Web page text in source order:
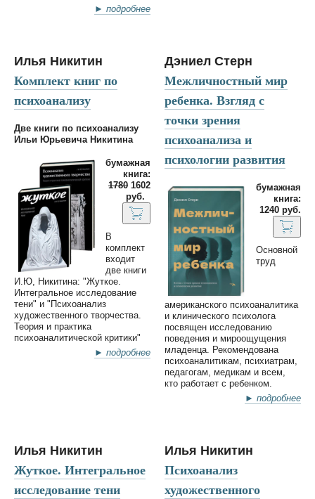
► подробнее
Илья Никитин
Комплект книг по
психоанализу
Две книги по психоанализу
Ильи Юрьевича Никитина
бумажная
книга:
1780 1602
руб.
В
комплект
входит
две книги
И.Ю, Никитина: "Жуткое.
Интегральное исследование
тени" и "Психоанализ
художественного творчества.
Теория и практика
психоаналитической критики"
► подробнее
Дэниел Стерн
Межличностный мир
ребенка. Взгляд с
точки зрения
психоанализа и
психологии развития
бумажная
книга:
1240 руб.
Основной
труд
американского психоаналитика
и клинического психолога
посвящен исследованию
поведения и мироощущения
младенца. Рекомендована
психоаналитикам, психиатрам,
педагогам, медикам и всем,
кто работает с ребенком.
► подробнее
Илья Никитин
Жуткое. Интегральное
исследование тени
Илья Никитин
Психоанализ
художественного